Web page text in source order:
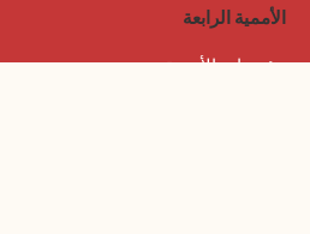
الأممية الرابعة
مؤتمرات الأممية